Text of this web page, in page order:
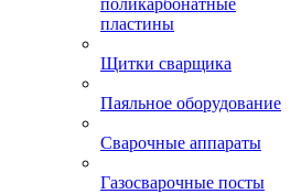
поликарбонатные
пластины
Щитки сварщика
Паяльное оборудование
Сварочные аппараты
Газосварочные посты